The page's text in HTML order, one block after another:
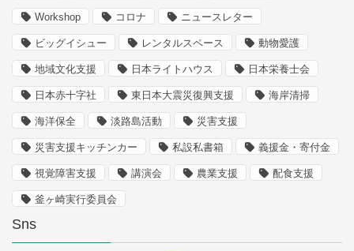
Workshop コロナ ニュースレター
ビッグイシュー レンタルスペース 動物愛護
地域文化支援 日本ライトハウス 日本栄養士会
日本赤十字社 東日本大震災復興支援 海岸清掃
海洋保全 淡路島活動 災害支援
災害支援キッチンカー 私設私書箱 義援金・寄付金
視覚障害支援 講演会 農業支援 配食支援
釜ヶ崎実行委員会
Sns